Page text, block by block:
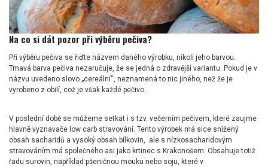
Na co si dát pozor při výběru pečiva?
Při výběru pečiva se řiďte názvem daného výrobku, nikoli jeho barvou.
Tmavá barva pečiva nezaručuje, že se jedná o zdravější variantu. Pokud je v
názvu uvedeno slovo „cereální“, neznamená to nic jiného, než že je
vyrobeno z obilí, což je však každé pečivo.
V poslední době se můžeme setkat i s tzv. večerním pečivem, které zaujme
hlavně vyznavače low carb stravování. Tento výrobek má sice snížený
obsah sacharidů a vysoký obsah bílkovin, ale s nízkosacharidovým
stravováním má společného asi jako krtinec s Krakonošem. Obsahuje totiž
řadu surovin, například pšeničnou mouku nebo soju, které v